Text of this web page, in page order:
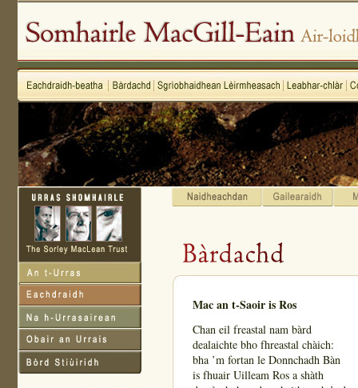
Mac an t-Saoir is Ros
Chan eil freastal nam bàrd
dealaichte bho fhreastal chàich:
bha ’m fortan le Donnchadh Bàn
is fhuair Uilleam Ros a shàth